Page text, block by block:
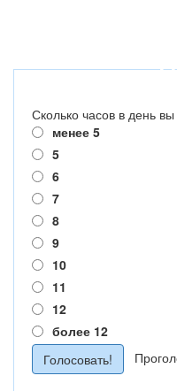
Сколько часов в день вы
менее 5
5
6
7
8
9
10
11
12
более 12